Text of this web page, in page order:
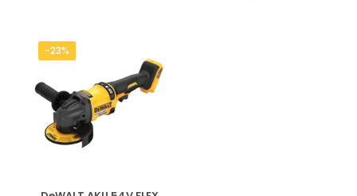
-23%